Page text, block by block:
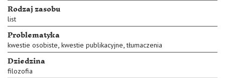
Rodzaj zasobu
list
Problematyka
kwestie osobiste, kwestie publikacyjne,tłumaczenia
Dziedzina
filozofia